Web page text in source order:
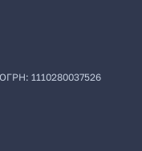
ОГРН: 1110280037526